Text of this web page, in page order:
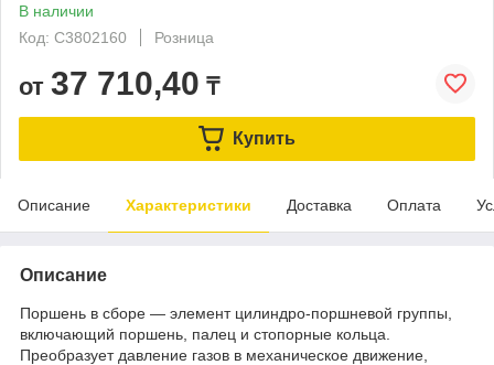
В наличии
Код: C3802160
Розница
от 37 710,40 ₸
Купить
Описание Характеристики Доставка Оплата
Описание
Поршень в сборе — элемент цилиндро-поршневой группы,
включающий поршень, палец и стопорные кольца.
Преобразует давление газов в механическое движение,